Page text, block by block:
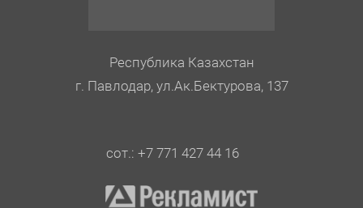
Республика Казахстан
г. Павлодар, ул.Ак.Бектурова, 137
сот.: +7 771 427 44 16